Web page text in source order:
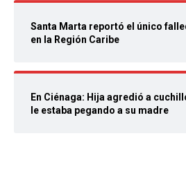
Santa Marta reportó el único
en la Región Caribe
En Ciénaga: Hija agredió a
le estaba pegando a su madre